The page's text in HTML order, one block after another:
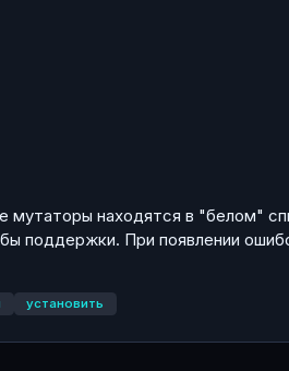
мутаторы находятся в "белом"
поддержки. При появлении
установить